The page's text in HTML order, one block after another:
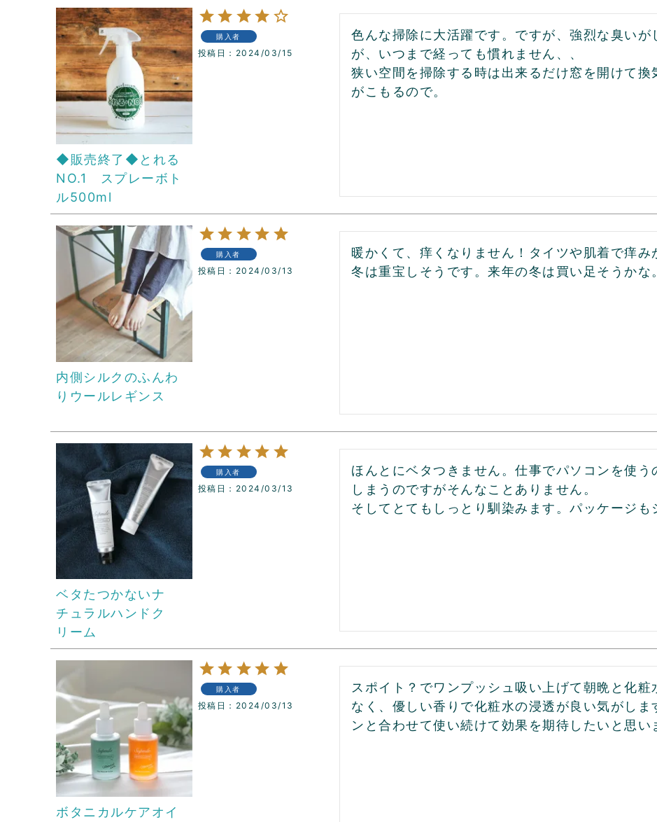
◆販売終了◆とれる
NO.1 スプレーボト
ル500ml
購入者
投稿日 2024/03/15
色んな掃除に大活躍です。ですが、強烈な臭い
が、いつまで経っても慣れません、、
狭い空間を掃除する時は出来るだけ窓を開けて
がこもるので。
内側シルクのふんわ
りウールレギンス
購入者
投稿日 2024/03/13
暖かくて、痒くなりません！タイツや肌着で痒み
冬は重宝しそうです。来年の冬は買い足そうかな
ベタたつかないナ
チュラルハンドク
リーム
購入者
投稿日 2024/03/13
ほんとにベタつきません。仕事でパソコンを使
しまうのですがそんなことありません。
そしてとてもしっとり馴染みます。パッケージも
ボタニカルケアオイ
購入者
投稿日 2024/03/13
スポイト？でワンプッシュ吸い上げて朝晩と化
なく、優しい香りで化粧水の浸透が良い気がし
ンと合わせて使い続けて効果を期待したいと思い